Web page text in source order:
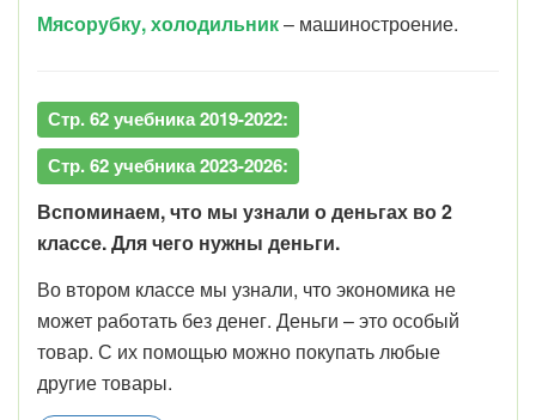
Мясорубку, холодильник– машиностроение.
Стр. 62 учебника 2019-2022:
Стр. 62 учебника 2023-2026:
Вспоминаем, что мы узнали о деньгах во 2
классе. Для чего нужны деньги.
Во втором классе мы узнали, что экономика не
может работать без денег. Деньги – это особый
товар. С их помощью можно покупать любые
другие товары.